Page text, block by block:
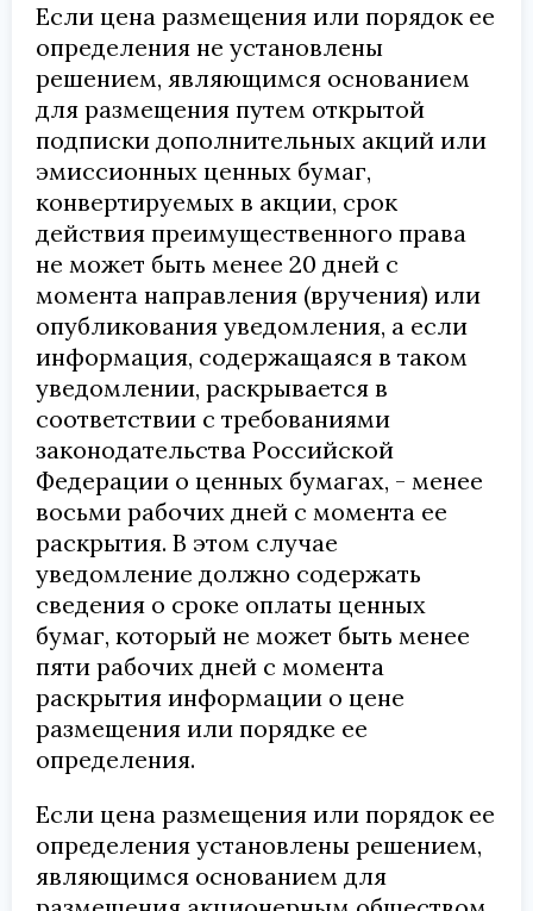
Если цена размещения или порядок ее
определения не установлены
решением, являющимся основанием
для размещения путем открытой
подписки дополнительных акций или
эмиссионных ценных бумаг,
конвертируемых в акции, срок
действия преимущественного права
не может быть менее 20 дней с
момента направления (вручения) или
опубликования уведомления, а если
информация, содержащаяся в таком
уведомлении, раскрывается в
соответствии с требованиями
законодательства Российской
Федерации о ценных бумагах, - менее
восьми рабочих дней с момента ее
раскрытия. В этом случае
уведомление должно содержать
сведения о сроке оплаты ценных
бумаг, который не может быть менее
пяти рабочих дней с момента
раскрытия информации о цене
размещения или порядке ее
определения.
Если цена размещения или порядок ее
определения установлены решением,
являющимся основанием для